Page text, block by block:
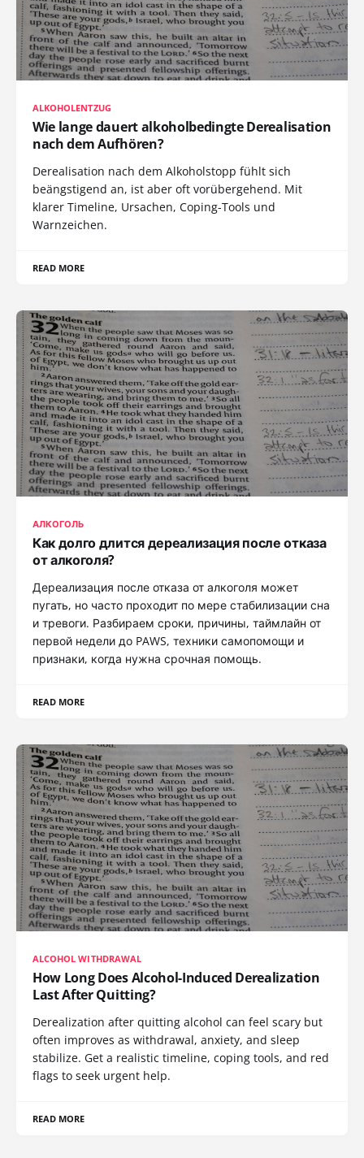
ALKOHOLENTZUG
Wie lange dauert alkoholbedingte Derealisation
nach dem Aufhören?
Derealisation nach dem Alkoholstopp fühlt sich
beängstigend an, ist aber oft vorübergehend. Mit
klarer Timeline, Ursachen, Coping-Tools und
Warnzeichen.
READ MORE
АЛКОГОЛЬ
Как долго длится дереализация после отказа
от алкоголя?
Дереализация после отказа от алкоголя может
пугать, но часто проходит по мере стабилизации сна
и тревоги. Разбираем сроки, причины, таймлайн от
первой недели до PAWS, техники самопомощи и
признаки, когда нужна срочная помощь.
READ MORE
ALCOHOL WITHDRAWAL
How Long Does Alcohol-Induced Derealization
Last After Quitting?
Derealization after quitting alcohol can feel scary but
often improves as withdrawal, anxiety, and sleep
stabilize. Get a realistic timeline, coping tools, and red
flags to seek urgent help.
READ MORE